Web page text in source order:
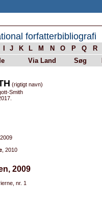
forfatterbibliografi
J K L M N O P Q R
Via Land Søg
(rigtigt navn)
Smith
, 2009
, 2010
2009
nr. 1